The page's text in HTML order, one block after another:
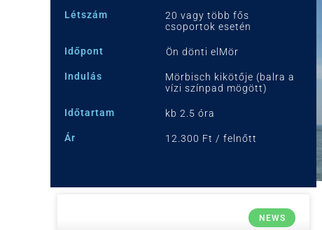
Létszám
20 vagy több fős
csoportok esetén
Időpont Ön dönti elMör
Indulás
Mörbisch kikötője (balra a
vízi színpad mögött)
Időtartam kb 2.5 óra
Ár 12.300 Ft / felnőtt
NEWS